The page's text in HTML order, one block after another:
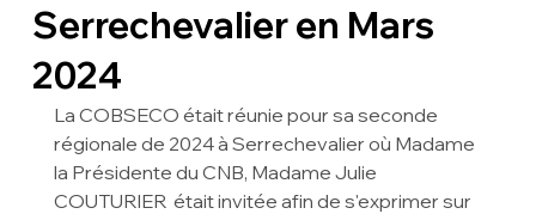
Serrechevalier en Mars
2024
La COBSECO était réunie pour sa seconde
régionale de 2024 à Serrechevalier où Madame
la Présidente du CNB, Madame Julie
COUTURIER  était invitée afin de s'exprimer sur